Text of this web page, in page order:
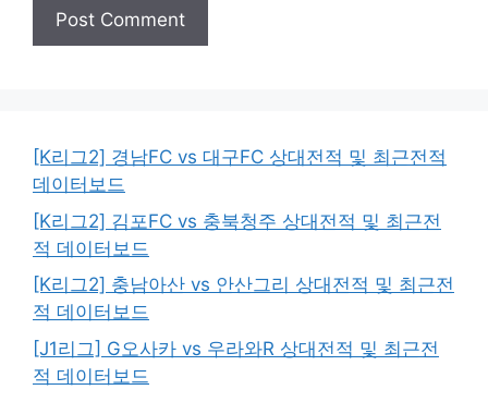
[K리그2] 경남FC vs 대구FC 상대전적 및 최근전적
데이터보드
[K리그2] 김포FC vs 충북청주 상대전적 및 최근전
적 데이터보드
[K리그2] 충남아산 vs 안산그리 상대전적 및 최근전
적 데이터보드
[J1리그] G오사카 vs 우라와R 상대전적 및 최근전
적 데이터보드